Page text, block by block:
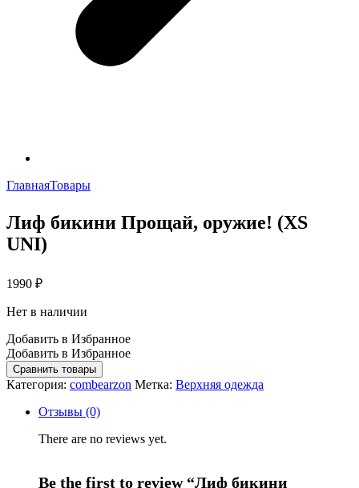
ГлавнаяТовары
Лиф бикини Прощай, оружие! (XS
UNI)
1990 ₽
Нет в наличии
Добавить в Избранное
Добавить в Избранное
Сравнить товары
Категория: combearzon Метка: Верхняя одежда
Отзывы (0)
There are no reviews yet.
Be the first to review “Лиф бикини